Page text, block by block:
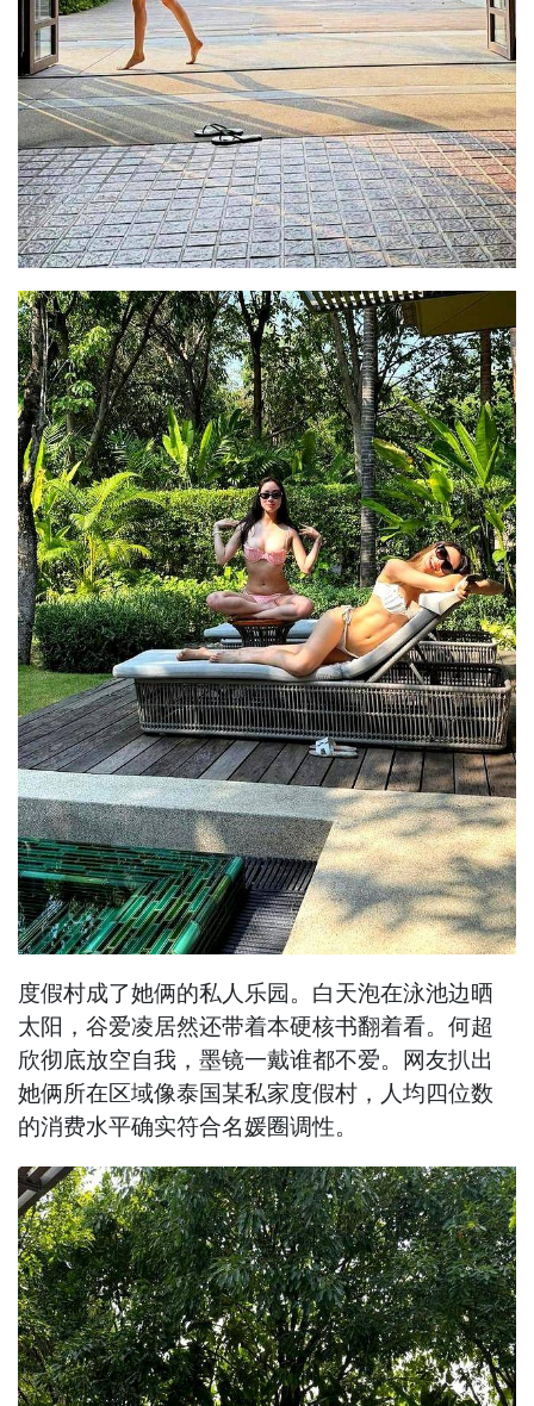
度假村成了她俩的私人乐园。白天泡在泳池边晒
太阳，谷爱凌居然还带着本硬核书翻着看。何超
欣彻底放空自我，墨镜一戴谁都不爱。网友扒出
她俩所在区域像泰国某私家度假村，人均四位数
的消费水平确实符合名媛圈调性。